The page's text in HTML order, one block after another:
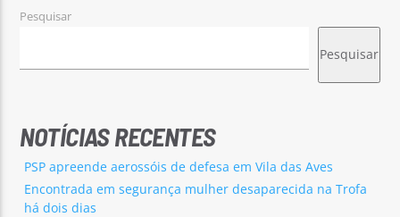
Pesquisar
Pesquisar
NOTÍCIAS RECENTES
PSP apreende aerossóis de defesa em Vila das Aves
Encontrada em segurança mulher desaparecida na Trofa
há dois dias